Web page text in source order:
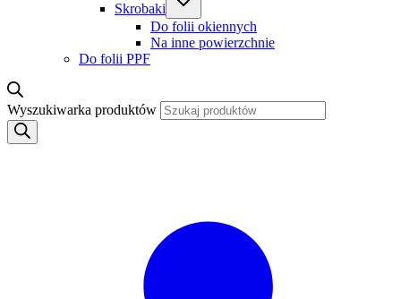
Skrobaki
Do folii okiennych
Na inne powierzchnie
Do folii PPF
Wyszukiwarka produktów